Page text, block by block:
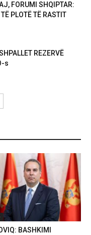
FORUMI SHQIPTAR:
PLOTË TË RASTIT
REZERVË
s
BASHKIMI